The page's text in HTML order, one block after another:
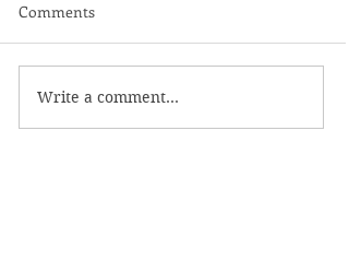
Comments
Write a comment...